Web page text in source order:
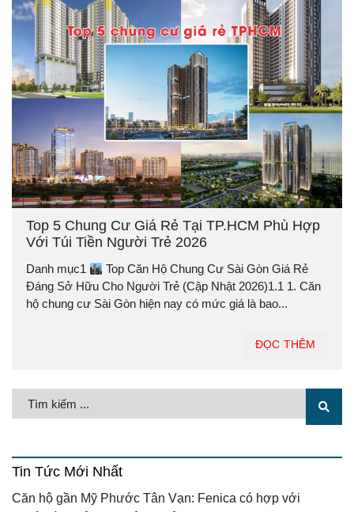
Top 5 Chung Cư Giá Rẻ Tại TP.HCM Phù Hợp
Với Túi Tiền Người Trẻ 2026
Danh mục1
Top Căn Hộ Chung Cư Sài Gòn Giá Rẻ
Đáng Sở Hữu Cho Người Trẻ (Cập Nhật 2026)1.1 1. Căn
hộ chung cư Sài Gòn hiện nay có mức giá là bao...
ĐỌC THÊM
Tin Tức Mới Nhất
Căn hộ gần Mỹ Phước Tân Vạn: Fenica có hợp với